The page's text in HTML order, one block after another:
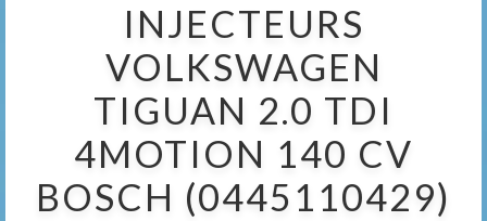
INJECTEURS
VOLKSWAGEN
TIGUAN 2.0 TDI
4MOTION 140 CV
BOSCH (0445110429)